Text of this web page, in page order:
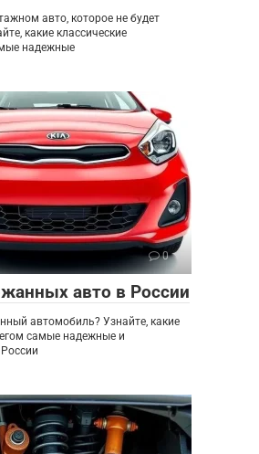
авто, которое не будет
какие классические
надежные
0
авто в России
автомобиль? Узнайте, какие
самые надежные и